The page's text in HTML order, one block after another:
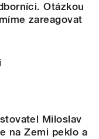
Otázkou
zareagovat
Miloslav
na Zemi peklo a